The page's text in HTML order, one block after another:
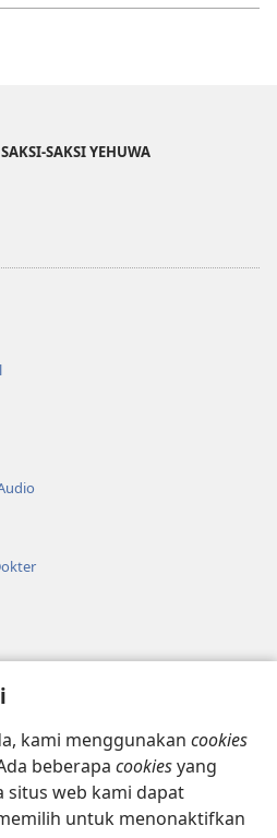
kami menggunakan cookies
beberapa cookiesyang
situs web kami dapat
untuk menonaktifkan
SAKSI YEHUWA
Menara Pengawal